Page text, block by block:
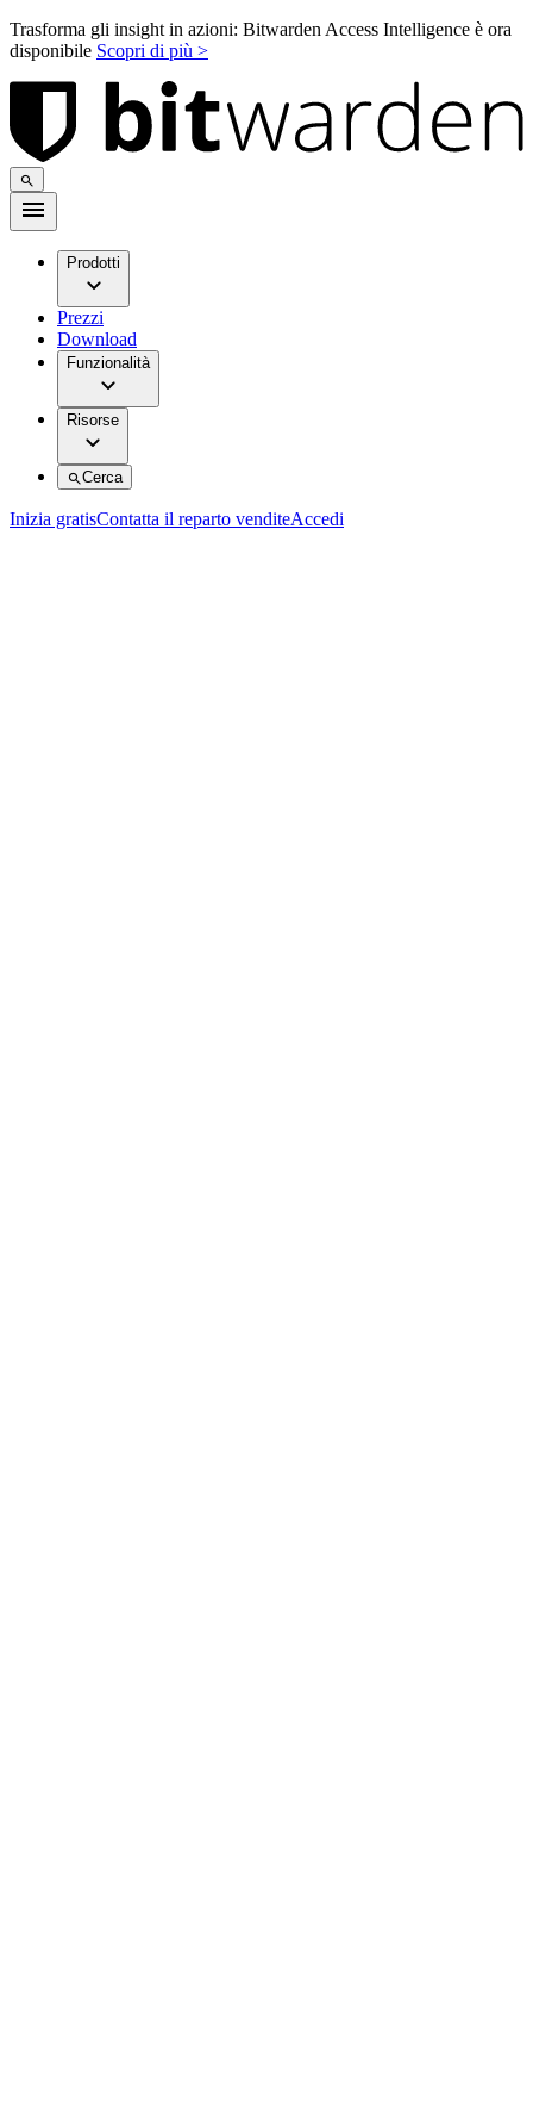
Trasforma gli insight in azioni: Bitwarden Access Intelligence è ora
disponibile Scopri di più >
Prodotti
Prezzi
Download
Funzionalità
Risorse
Cerca
Inizia gratisContatta il reparto venditeAccedi